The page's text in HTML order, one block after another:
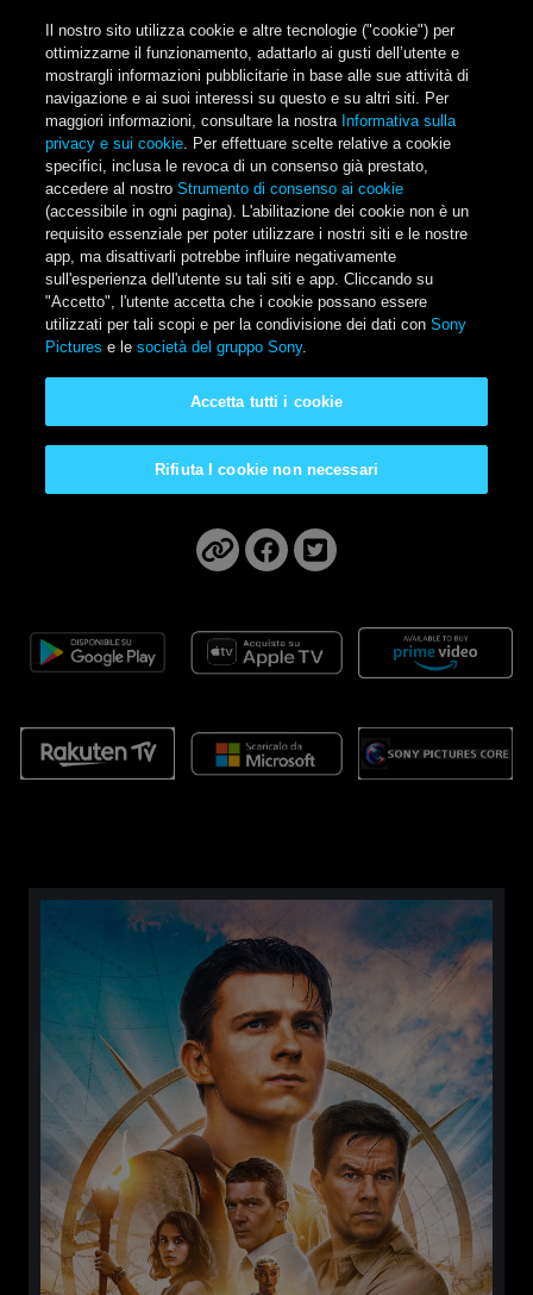
Il nostro sito utilizza cookie e altre tecnologie ("cookie") per
ottimizzarne il funzionamento, adattarlo ai gusti dell’utente e
mostrargli informazioni pubblicitarie in base alle sue attività di
navigazione e ai suoi interessi su questo e su altri siti. Per
maggiori informazioni, consultare la nostra Informativa sulla
privacy e sui cookie. Per effettuare scelte relative a cookie
specifici, inclusa le revoca di un consenso già prestato,
accedere al nostroStrumento di consenso ai cookie
(accessibile in ogni pagina). L'abilitazione dei cookie non è un
requisito essenziale per poter utilizzare i nostri siti e le nostre
app, ma disattivarli potrebbe influire negativamente
sull'esperienza dell'utente su tali siti e app. Cliccando su
"Accetto", l'utente accetta che i cookie possano essere
utilizzati per tali scopi e per la condivisione dei dati conSony
Pictures e lesocietà del gruppo Sony.
Rifiuta I cookie non necessari
Accetta tutti i cookie
Main Menu
Uncharted
Guarda il trailer